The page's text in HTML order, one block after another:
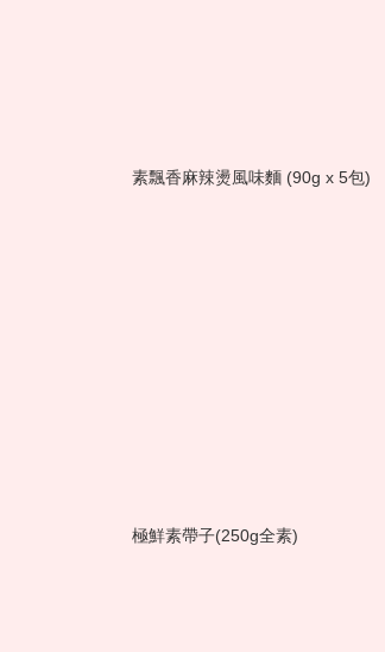
素飄香麻辣燙風味麵 (90g x 5包)
極鮮素帶子(250g全素)